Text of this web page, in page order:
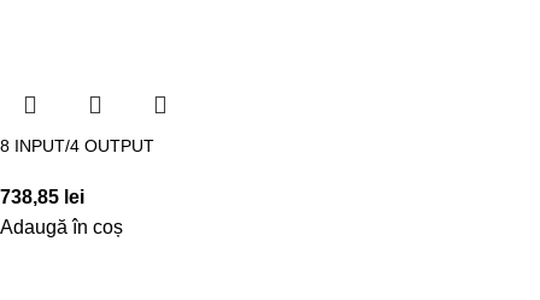
8 INPUT/4 OUTPUT
738,85 lei
Adaugă în coș